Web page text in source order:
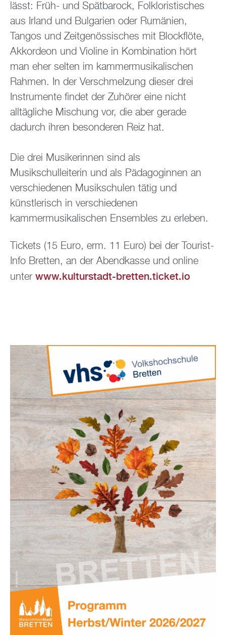
lässt: Früh- und Spätbarock, Folkloristisches
aus Irland und Bulgarien oder Rumänien,
Tangos und Zeitgenössisches mit Blockflöte,
Akkordeon und Violine in Kombination hört
man eher selten im kammermusikalischen
Rahmen. In der Verschmelzung dieser drei
Instrumente findet der Zuhörer eine nicht
alltägliche Mischung vor, die aber gerade
dadurch ihren besonderen Reiz hat.
Die drei Musikerinnen sind als
Musikschulleiterin und als Pädagoginnen an
verschiedenen Musikschulen tätig und
künstlerisch in verschiedenen
kammermusikalischen Ensembles zu erleben.
Tickets (15 Euro, erm. 11 Euro) bei der Tourist-
Info Bretten, an der Abendkasse und online
unter www.kulturstadt-bretten.ticket.io